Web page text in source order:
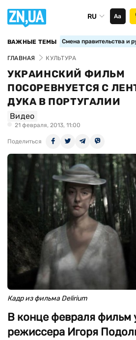
RU Аа
ВАЖНЫЕ ТЕМЫ Смена правительства и
ГЛАВНАЯ КУЛЬТУРА
УКРАИНСКИЙ ФИЛЬМ
ПОСОРЕВНУЕТСЯ С
ДУКА В ПОРТУГАЛИИ
Видео
21 февраля, 2013, 11:00
Поделиться
Кадр из фильма Delirium
В конце февраля фильм
режиссера Игоря